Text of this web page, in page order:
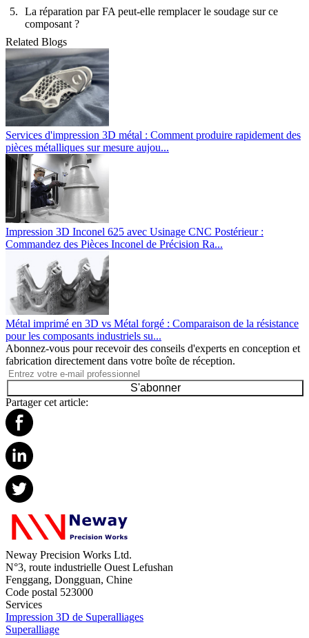
La réparation par FA peut-elle remplacer le soudage sur ce
composant ?
Related Blogs
Services d'impression 3D métal : Comment produire rapidement des
pièces métalliques sur mesure aujou...
Impression 3D Inconel 625 avec Usinage CNC Postérieur :
Commandez des Pièces Inconel de Précision Ra...
Métal imprimé en 3D vs Métal forgé : Comparaison de la résistance
pour les composants industriels su...
Abonnez-vous pour recevoir des conseils d'experts en conception et
fabrication directement dans votre boîte de réception.
S'abonner
Partager cet article:
Neway Precision Works Ltd.
N°3, route industrielle Ouest Lefushan
Fenggang, Dongguan, Chine
Code postal 523000
Services
Impression 3D de Superalliages
Superalliage